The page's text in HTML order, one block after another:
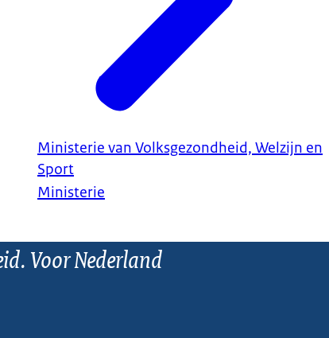
Ministerie van Volksgezondheid, Welzijn en
Sport
Ministerie
Voor Nederland